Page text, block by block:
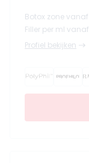
Botox zone vanaf
Filler per ml vanaf
Profiel bekijken